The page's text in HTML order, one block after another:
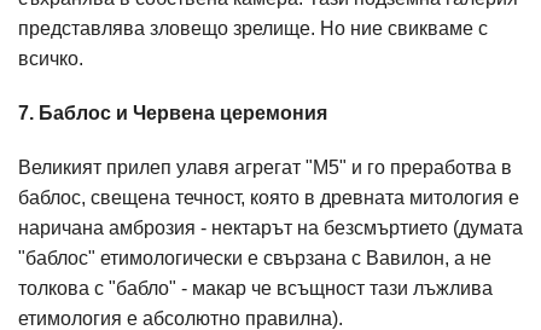
представлява зловещо зрелище. Но ние свикваме с
всичко.
7. Баблос и Червена церемония
Великият прилеп улавя агрегат "М5" и го преработва в
баблос, свещена течност, която в древната митология е
наричана амброзия - нектарът на безсмъртието (думата
"баблос" етимологически е свързана с Вавилон, а не
толкова с "бабло" - макар че всъщност тази лъжлива
етимология е абсолютно правилна).